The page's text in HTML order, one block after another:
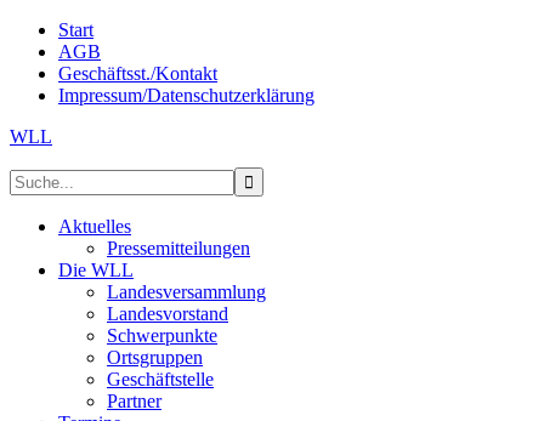
Start
AGB
Geschäftsst./Kontakt
Impressum/Datenschutzerklärung
WLL
Aktuelles
Pressemitteilungen
Die WLL
Landesversammlung
Landesvorstand
Schwerpunkte
Ortsgruppen
Geschäftstelle
Partner